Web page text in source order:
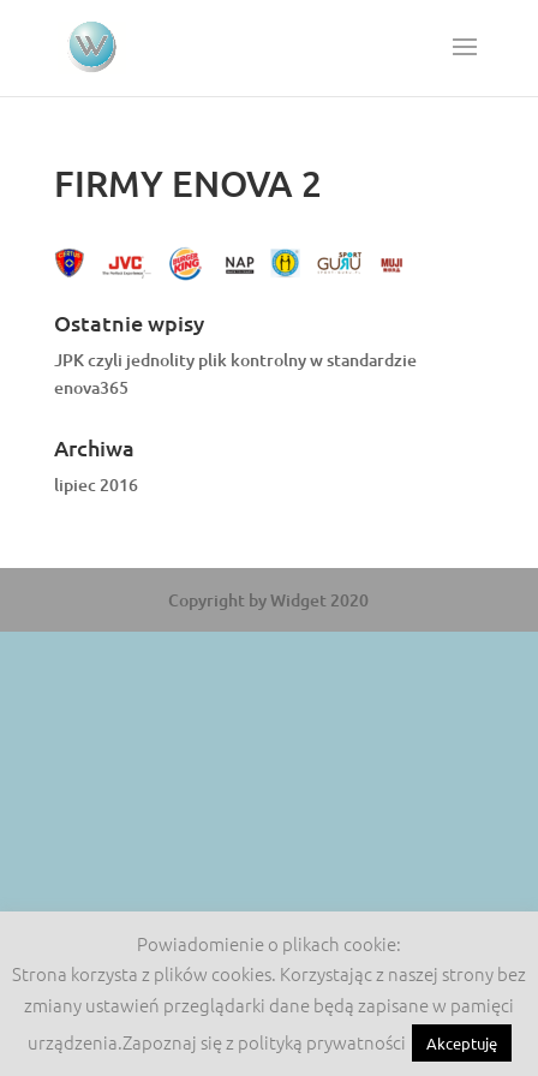
FIRMY ENOVA 2
Ostatnie wpisy
JPK czyli jednolity plik kontrolny w standardzie
enova365
Archiwa
lipiec 2016
Copyright by Widget 2020
Powiadomienie o plikach cookie:
Strona korzysta z plików cookies. Korzystając z naszej strony bez
zmiany ustawień przeglądarki dane będą zapisane w pamięci
urządzenia.Zapoznaj się z polityką prywatności
Akceptuję